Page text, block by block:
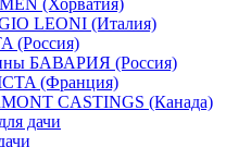
(Хорватия)
LEONI (Италия)
(Россия)
БАВАРИЯ (Россия)
(Франция)
CASTINGS (Канада)
дачи